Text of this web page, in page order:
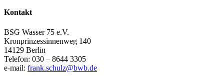
Kontakt
BSG Wasser 75 e.V.
Kronprinzessinnenweg 140
14129 Berlin
Telefon: 030 – 8644 3305
e-mail: frank.schulz@bwb.de